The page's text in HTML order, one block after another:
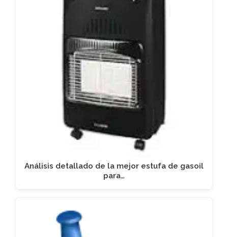
Análisis detallado de la mejor estufa de gasoil
para…